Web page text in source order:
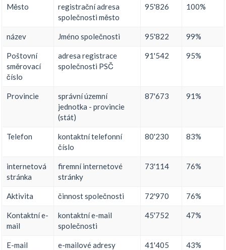
Město
registrační adresa
společnosti město
95'826 100%
název Jméno společnosti 95'822 99%
Poštovní
směrovací
číslo
adresa registrace
společnosti PSČ
91'542 95%
Provincie
správní územní
jednotka - provincie
(stát)
87'673 91%
Telefon
kontaktní telefonní
číslo
80'230 83%
internetová
stránka
firemní internetové
stránky
73'114 76%
Aktivita činnost společnosti 72'970 76%
Kontaktní e-
mail
kontaktní e-mail
společnosti
45'752 47%
E-mail
e-mailové adresy
41'405 43%